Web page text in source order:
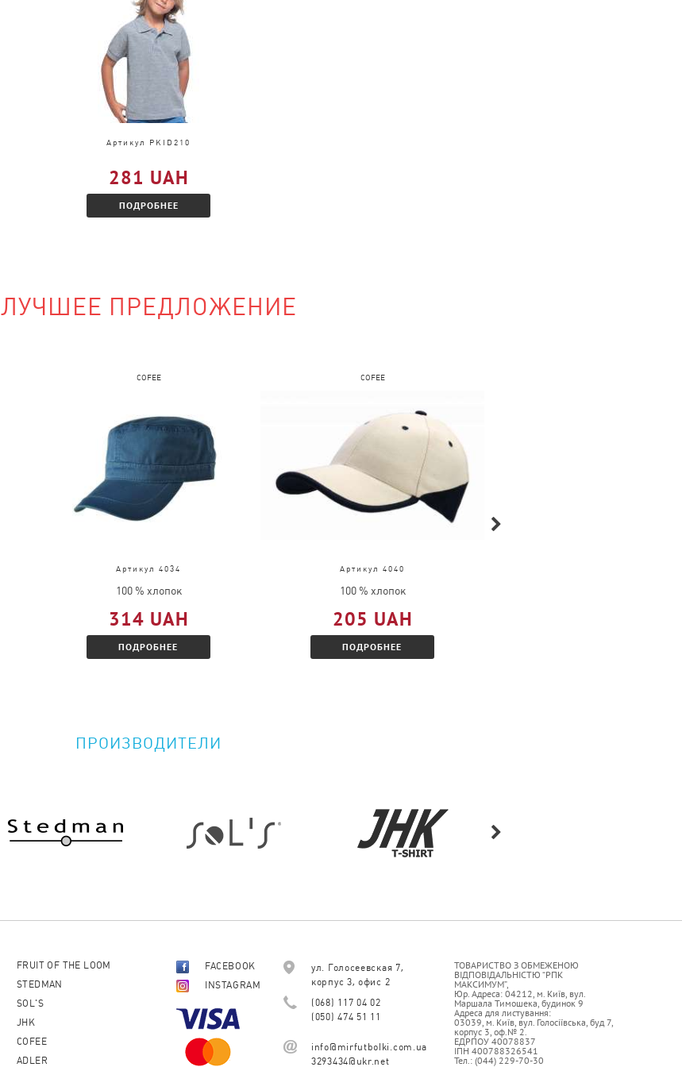
Артикул PKID210
281 UAH
ПОДРОБНЕЕ
ЛУЧШЕЕ ПРЕДЛОЖЕНИЕ
COFEE
Артикул 4034
100 % хлопок
314 UAH
ПОДРОБНЕЕ
COFEE
Артикул 4040
100 % хлопок
205 UAH
ПОДРОБНЕЕ
ПРОИЗВОДИТЕЛИ
FRUIT OF THE LOOM
STEDMAN
SOL'S
JHK
COFEE
ADLER
FACEBOOK
INSTAGRAM
ТОВАРИСТВО З ОБМЕЖЕНОЮ
ВІДПОВІДАЛЬНІСТЮ “РПК
МАКСИМУМ”,
Юр. Адреса: 04212, м. Київ, вул.
Маршала Тимошека, будинок 9
Адреса для листування:
03039, м. Київ, вул. Голосіївська, буд 7,
корпус 3, оф.№ 2.
ЕДРПОУ 40078837
ІПН 400788326541
Тел.: (044) 229-70-30
ул. Голосеевская 7,
корпус 3, офис 2
(068) 117 04 02
(050) 474 51 11
info@mirfutbolki.com.ua
3293434@ukr.net